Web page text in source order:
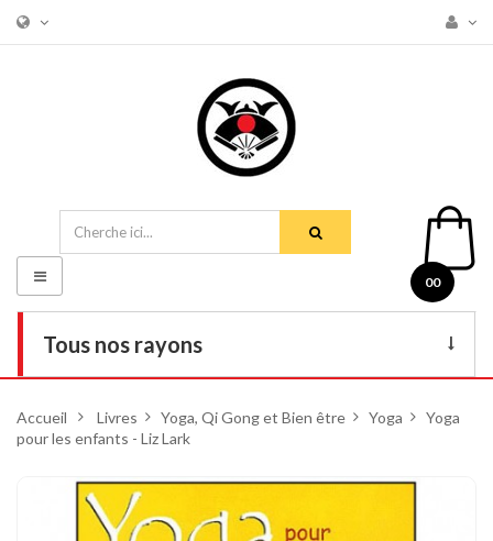
00
Tous nos rayons
DVD
Armes
Tenues
Basculer
la
navigation
Accueil > Livres > Yoga, Qi Gong et Bien être > Yoga > Yoga
pour les enfants - Liz Lark